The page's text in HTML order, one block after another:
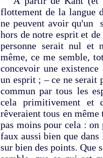
flottement de la langue
ne peuvent avoir qu'un
hors de notre esprit et
personne serait nul et
même, ce me semble,
concevoir une
un esprit ; – ce ne serait
commun par tous les
cela primitivement et
rêveraient tous en
pas moins pour cela : on
faux aussi bien que
sur bien des points. Que